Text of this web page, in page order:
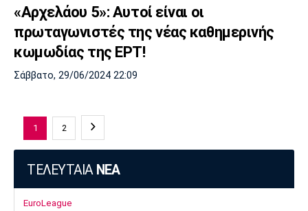
«Αρχελάου 5»: Αυτοί είναι οι
πρωταγωνιστές της νέας καθημερινής
κωμωδίας της ΕΡΤ!
Σάββατο, 29/06/2024 22:09
1 2
ΤΕΛΕΥΤΑΙΑ ΝΕΑ
EuroLeague